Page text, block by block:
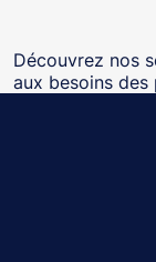
Découvrez nos
aux besoins